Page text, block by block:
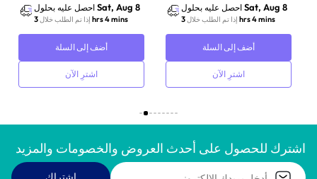
احصل عليه بحلول Sat, Aug 8
إذا تم الطلب خلال 3 hrs 4 mins
أضف إلى السلة
اشترِ الآن
احصل عليه بحلول Sat, Aug 8
إذا تم الطلب خلال 3 hrs 4 mins
أضف إلى السلة
اشترِ الآن
اشترك للحصول على أحدث العروض والخصومات والمزيد